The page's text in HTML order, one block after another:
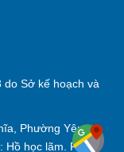
do Sở kế hoạch và
Phường Yên
học lãm. P. An